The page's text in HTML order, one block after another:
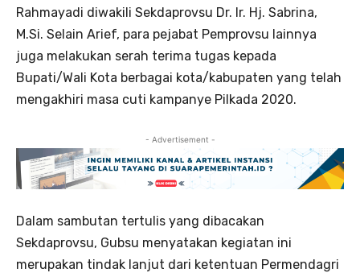
Rahmayadi diwakili Sekdaprovsu Dr. Ir. Hj. Sabrina,
M.Si. Selain Arief, para pejabat Pemprovsu lainnya
juga melakukan serah terima tugas kepada
Bupati/Wali Kota berbagai kota/kabupaten yang telah
mengakhiri masa cuti kampanye Pilkada 2020.
- Advertisement -
Dalam sambutan tertulis yang dibacakan
Sekdaprovsu, Gubsu menyatakan kegiatan ini
merupakan tindak lanjut dari ketentuan Permendagri